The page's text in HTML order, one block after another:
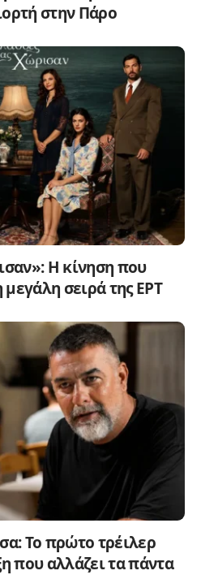
στην Πάρο
Η κίνηση που
σειρά της ΕΡΤ
Το πρώτο τρέιλερ
που αλλάζει τα πάντα